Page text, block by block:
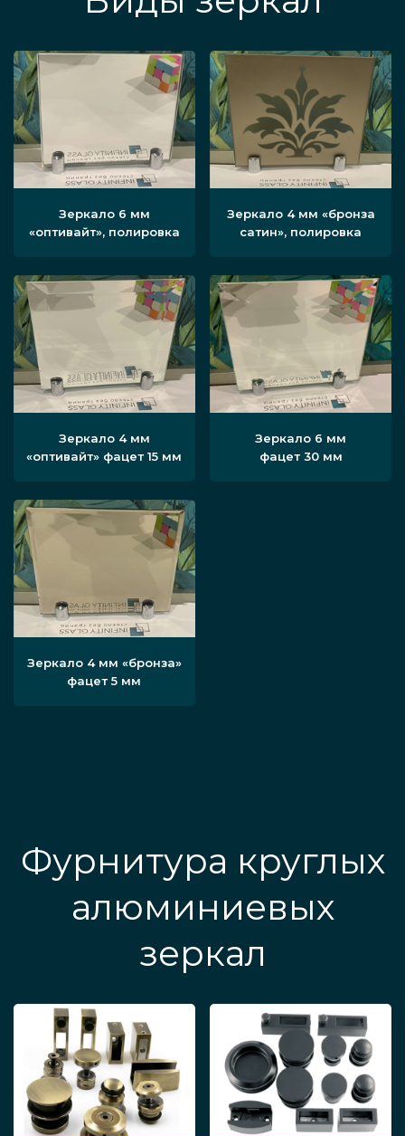
Зеркало 6 мм
«оптивайт», полировка
Зеркало 4 мм «бронза
сатин», полировка
Зеркало 4 мм
«оптивайт» фацет 15 мм
Зеркало 6 мм
фацет 30 мм
Зеркало 4 мм «бронза»
фацет 5 мм
Фурнитура круглых
алюминиевых
зеркал